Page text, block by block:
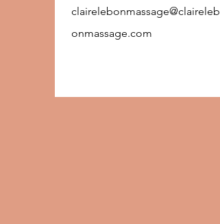
clairelebonmassage@claireleb
onmassage.com